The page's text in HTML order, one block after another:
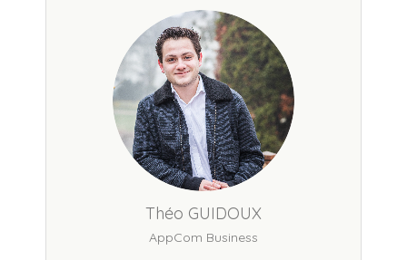
Théo GUIDOUX
AppCom Business